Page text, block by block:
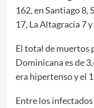
162, en Santiago 8,
17, La Altagracia 7 y
El total de muertos
Dominicana es de
era hipertenso y el
Entre los